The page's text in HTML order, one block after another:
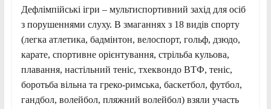
Дефлімпійські ігри – мультиспортивний захід для осіб
з порушеннями слуху. В змаганнях з 18 видів спорту
(легка атлетика, бадмінтон, велоспорт, гольф, дзюдо,
карате, спортивне орієнтування, стрільба кульова,
плавання, настільний теніс, тхеквондо ВТФ, теніс,
боротьба вільна та греко-римська, баскетбол, футбол,
гандбол, волейбол, пляжний волейбол) взяли участь